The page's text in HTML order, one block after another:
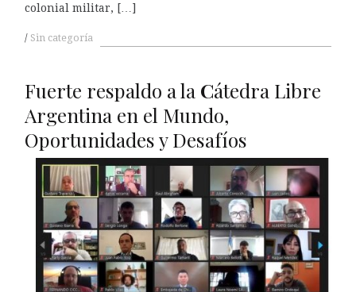
colonial militar, […]
Sin categoría
Fuerte respaldo a la Cátedra Libre
Argentina en el Mundo,
Oportunidades y Desafíos